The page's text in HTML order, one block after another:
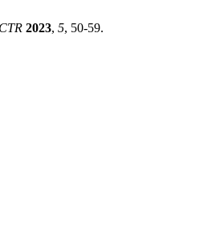
CTR 2023, 5, 50-59.